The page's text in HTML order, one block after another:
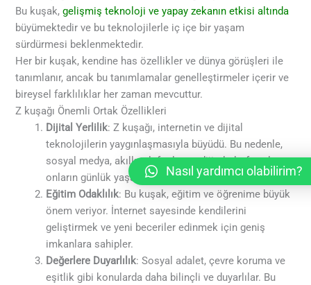
Bu kuşak,gelişmiş teknoloji ve yapay zekanın etkisi altında
büyümektedir ve bu teknolojilerle iç içe bir yaşam
sürdürmesi beklenmektedir.
Her bir kuşak, kendine has özellikler ve dünya görüşleri ile
tanımlanır, ancak bu tanımlamalar genelleştirmeler içerir ve
bireysel farklılıklar her zaman mevcuttur.
Z kuşağı Önemli Ortak Özellikleri
Dijital Yerlilik: Z kuşağı, internetin ve dijital
teknolojilerin yaygınlaşmasıyla büyüdü. Bu nedenle,
sosyal medya, akıllı telefonlar ve dijital platformlar
onların günlük yaşamlarının ayrılmaz bir parçasıdır.
Eğitim Odaklılık: Bu kuşak, eğitim ve öğrenime büyük
önem veriyor. İnternet sayesinde kendilerini
geliştirmek ve yeni beceriler edinmek için geniş
imkanlara sahipler.
Değerlere Duyarlılık: Sosyal adalet, çevre koruma ve
eşitlik gibi konularda daha bilinçli ve duyarlılar. Bu
Nasıl yardımcı olabilirim?